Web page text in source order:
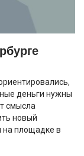
деньги нужны
смысла
новый
на площадке в